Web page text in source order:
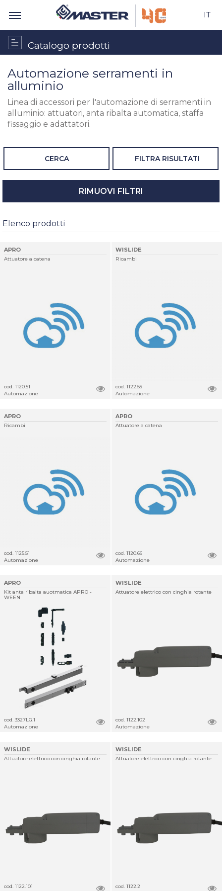
IT
Catalogo prodotti
Automazione serramenti in
alluminio
Linea di accessori per l'automazione di serramenti in
alluminio: attuatori, anta ribalta automatica, staffa
fissaggio e adattatori.
CERCA FILTRA RISULTATI
RIMUOVI FILTRI
Elenco prodotti
APRO
Attuatore a catena
cod. 1120.51
Automazione
WISLIDE
Ricambi
cod. 1122.59
Automazione
APRO
Ricambi
cod. 1125.51
Automazione
APRO
Attuatore a catena
cod. 1120.66
Automazione
APRO
Kit anta ribalta auotmatica APRO -
WEEN
cod. 3327LG.1
Automazione
WISLIDE
Attuatore elettrico con cinghia rotante
cod. 1122.102
Automazione
WISLIDE
Attuatore elettrico con cinghia rotante
cod. 1122.101
WISLIDE
Attuatore elettrico con cinghia rotante
cod. 1122.2